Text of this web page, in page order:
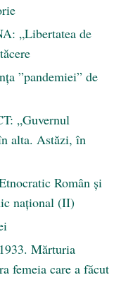
„Libertatea de
”pandemiei” de
„Guvernul
alta. Astăzi, în
Român şi
naţional (II)
Mărturia
femeia care a făcut